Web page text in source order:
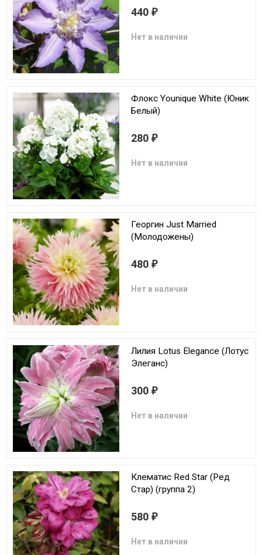
440 ₽
Нет в наличии
Флокс Younique White (Юник
Белый)
280 ₽
Нет в наличии
Георгин Just Married
(Молодожены)
480 ₽
Нет в наличии
Лилия Lotus Elegance (Лотус
Элеганс)
300 ₽
Нет в наличии
Клематис Red Star (Ред
Стар) (группа 2)
580 ₽
Нет в наличии